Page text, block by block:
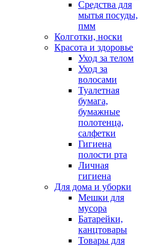
Средства для
мытья посуды,
пмм
Колготки, носки
Красота и здоровье
Уход за телом
Уход за
волосами
Туалетная
бумага,
бумажные
полотенца,
салфетки
Гигиена
полости рта
Личная
гигиена
Для дома и уборки
Мешки для
мусора
Батарейки,
канцтовары
Товары для